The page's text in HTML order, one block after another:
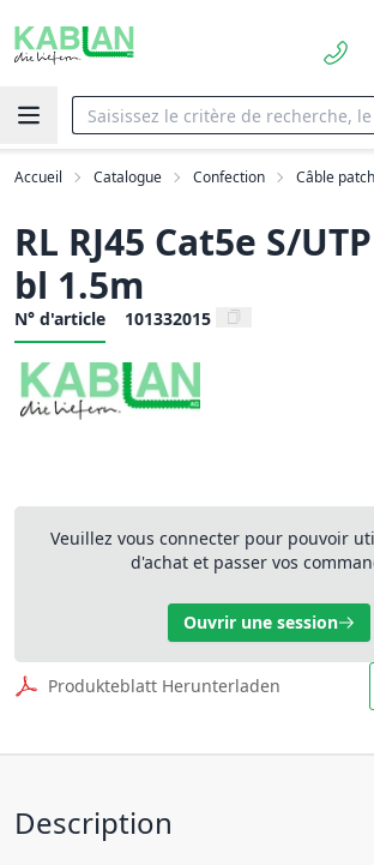
Accueil Catalogue Confection Câble
RL RJ45 Cat5e S/
bl 1.5m
N° d'article 101332015
Veuillez vous connecter pour pouvoir
d'achat et passer vos
Ouvrir une session
Produkteblatt Herunterladen
Description